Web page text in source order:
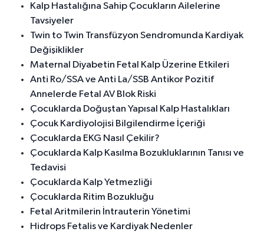
Kalp Hastalığına Sahip Çocukların Ailelerine
Tavsiyeler
Twin to Twin Transfüzyon Sendromunda Kardiyak
Değişiklikler
Maternal Diyabetin Fetal Kalp Üzerine Etkileri
Anti Ro/SSA ve Anti La/SSB Antikor Pozitif
Annelerde Fetal AV Blok Riski
Çocuklarda Doğuştan Yapısal Kalp Hastalıkları
Çocuk Kardiyolojisi Bilgilendirme İçeriği
Çocuklarda EKG Nasıl Çekilir?
Çocuklarda Kalp Kasılma Bozukluklarının Tanısı ve
Tedavisi
Çocuklarda Kalp Yetmezliği
Çocuklarda Ritim Bozukluğu
Fetal Aritmilerin İntrauterin Yönetimi
Hidrops Fetalis ve Kardiyak Nedenler